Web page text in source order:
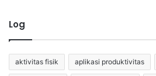
Log
aktivitas fisik aplikasi produktivitas